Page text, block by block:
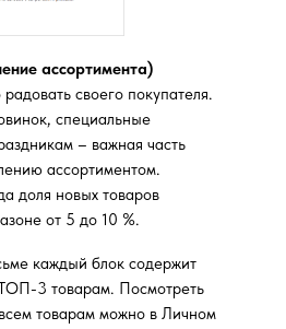
ассортимента)
своего покупателя.
специальные
– важная часть
ассортиментом.
доля новых товаров
от 5 до 10 %.
каждый блок содержит
3 товарам. Посмотреть
товарам можно в Личном